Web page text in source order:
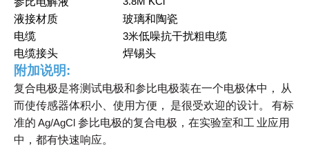
液接材质
玻璃和陶瓷
电缆
3米低噪抗干扰粗电缆
电缆接头
焊锡头
附加说明:
复合电极是将测试电极和参比电极装在一个电极体中，
从
而使传感器体积小、使用方便，
是很受欢迎的设计。
有标
准的 Ag/AgCl 参比电极的复合电极，在实验室和工 业应用
中，都有快速响应。